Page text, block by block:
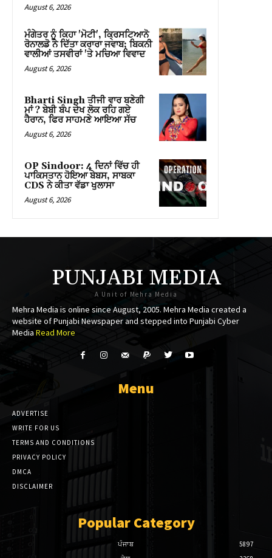
August 6, 2026
ਮੰਗੇਤਰ ਨੂੰ ਕਿਹਾ 'ਮੋਟੀ', ਕ੍ਰਿਸਟਿਆਨੋ
ਰੋਨਾਲਡੋ ਨੇ ਦਿੱਤਾ ਕਰਾਰਾ ਜਵਾਬ; ਬਿਕਨੀ
ਵਾਲੀਆਂ ਤਸਵੀਰਾਂ 'ਤੇ ਮਚਿਆ ਵਿਵਾਦ
August 6, 2026
Bharti Singh ਤੀਜੀ ਵਾਰ ਬਣੇਗੀ
ਮਾਂ ? ਬੇਬੀ ਬੰਪ ਦੇਖ ਲੋਕ ਰਹਿ ਗਏ
ਹੈਰਾਨ, ਫਿਰ ਸਾਹਮਣੇ ਆਇਆ ਸੱਚ
August 6, 2026
OP Sindoor: 4 ਦਿਨਾਂ ਵਿੱਚ ਹੀ
ਪਾਕਿਸਤਾਨ ਹੋਇਆ ਬੇਬਸ, ਸਾਬਕਾ
CDS ਨੇ ਕੀਤਾ ਵੱਡਾ ਖੁਲਾਸਾ
August 6, 2026
PUNJABI MEDIA
A Unit of Mehra Media
Mehra Media is online since August, 2005. Mehra Media created a
website of Punjabi Newspaper and stepped into Punjabi Cyber
Media Read More
Menu
ADVERTISE
WRITE FOR US
TERMS AND CONDITIONS
PRIVACY POLICY
DMCA
DISCLAIMER
Popular Category
ਪੰਜਾਬ
5897